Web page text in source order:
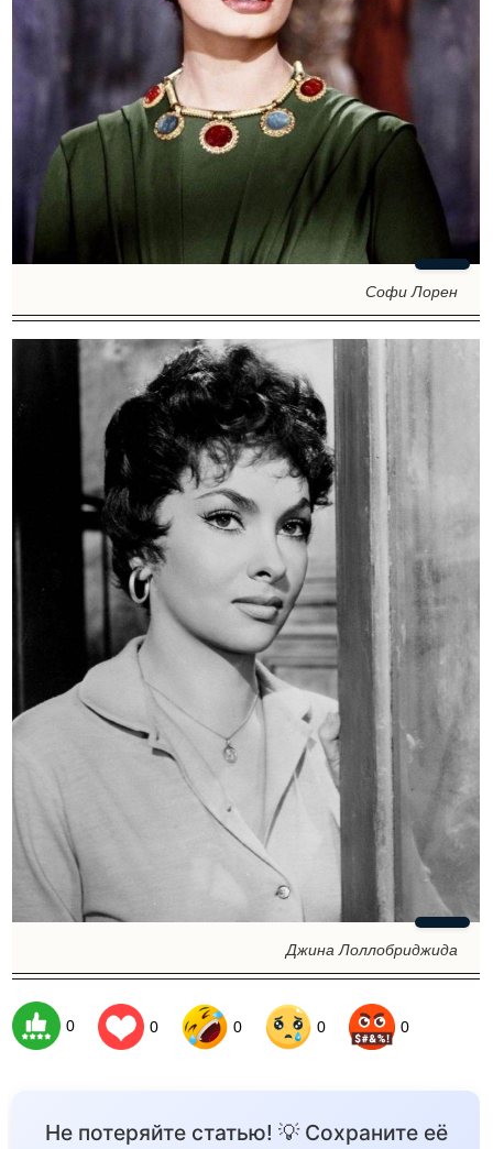
Софи Лорен
Джина Лоллобриджида
0 0 0 0 0
Не потеряйте статью! 💡 Сохраните её